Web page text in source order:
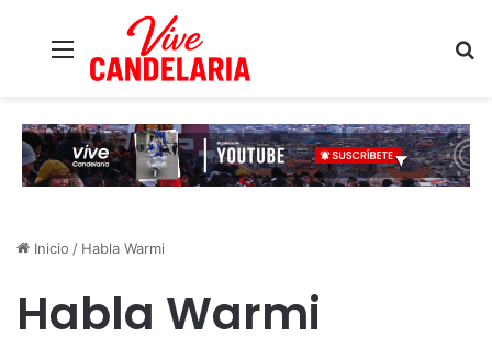
Inicio / Habla Warmi
Habla Warmi